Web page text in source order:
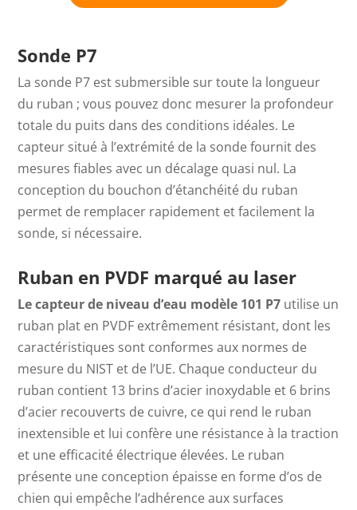
Sonde P7
La sonde P7 est submersible sur toute la longueur
du ruban ; vous pouvez donc mesurer la profondeur
totale du puits dans des conditions idéales. Le
capteur situé à l’extrémité de la sonde fournit des
mesures fiables avec un décalage quasi nul. La
conception du bouchon d’étanchéité du ruban
permet de remplacer rapidement et facilement la
sonde, si nécessaire.
Ruban en PVDF marqué au laser
Le capteur de niveau d’eau modèle 101 P7 utilise un
ruban plat en PVDF extrêmement résistant, dont les
caractéristiques sont conformes aux normes de
mesure du NIST et de l’UE. Chaque conducteur du
ruban contient 13 brins d’acier inoxydable et 6 brins
d’acier recouverts de cuivre, ce qui rend le ruban
inextensible et lui confère une résistance à la traction
et une efficacité électrique élevées. Le ruban
présente une conception épaisse en forme d’os de
chien qui empêche l’adhérence aux surfaces